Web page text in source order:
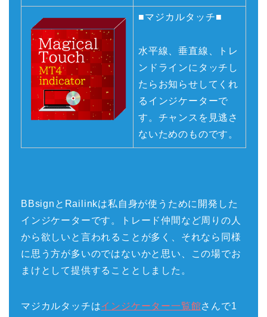
■マジカルタッチ■
水平線、垂直線、トレ
ンドラインにタッチし
たらお知らせしてくれ
るインジケーターで
す。チャンスを見逃さ
ないためのものです。
BBsignとRailinkは私自身が使うために開発した
インジケーターです。トレード仲間など周りの人
から欲しいと言われることが多く、それなら同様
に思う方が多いのではないかと思い、この場でお
まけとして提供することとしました。
マジカルタッチはインジケーター一覧館さんで1